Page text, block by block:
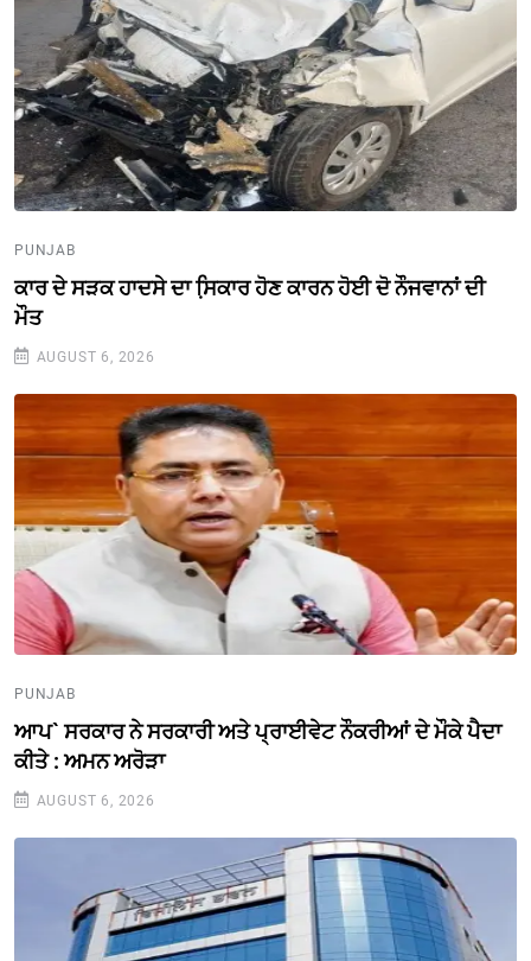
PUNJAB
ਕਾਰ ਦੇ ਸੜਕ ਹਾਦਸੇ ਦਾ ਸਿ਼ਕਾਰ ਹੋਣ ਕਾਰਨ ਹੋਈ ਦੋ ਨੌਜਵਾਨਾਂ ਦੀ
ਮੌਤ
AUGUST 6, 2026
PUNJAB
ਆਪ` ਸਰਕਾਰ ਨੇ ਸਰਕਾਰੀ ਅਤੇ ਪ੍ਰਾਈਵੇਟ ਨੌਕਰੀਆਂ ਦੇ ਮੌਕੇ ਪੈਦਾ
ਕੀਤੇ : ਅਮਨ ਅਰੋੜਾ
AUGUST 6, 2026